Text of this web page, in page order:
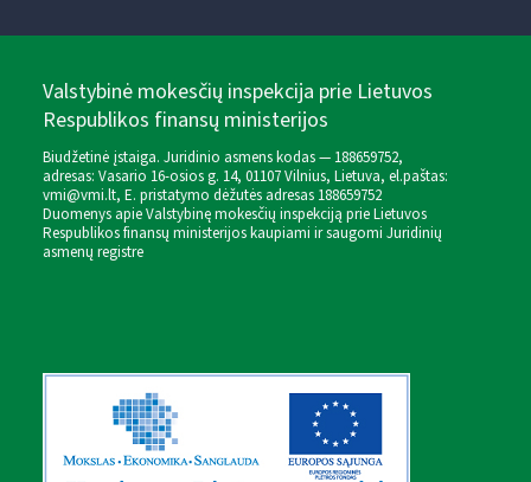
Valstybinė mokesčių inspekcija prie Lietuvos
Respublikos finansų ministerijos
Biudžetinė įstaiga. Juridinio asmens kodas — 188659752,
adresas: Vasario 16-osios g. 14, 01107 Vilnius, Lietuva, el.paštas:
vmi@vmi.lt, E. pristatymo dėžutės adresas 188659752
Duomenys apie Valstybinę mokesčių inspekciją prie Lietuvos
Respublikos finansų ministerijos kaupiami ir saugomi Juridinių
asmenų registre